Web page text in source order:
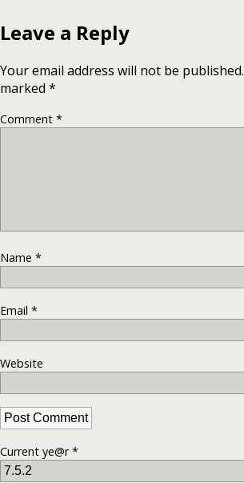
Leave a Reply
Your email address will not be published.
marked *
Comment *
Name *
Email *
Website
Current ye@r*